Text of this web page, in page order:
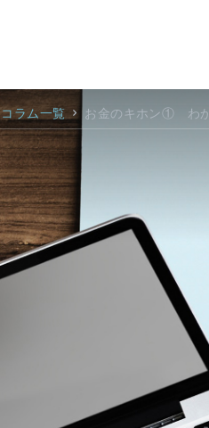
コラム一覧 お金のキホン① わか